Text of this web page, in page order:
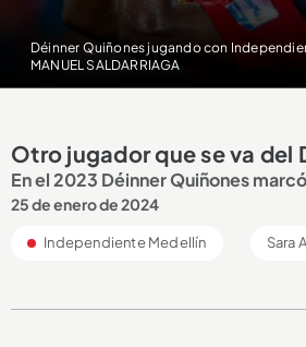
Déinner Quiñones jugando con
MANUEL SALDARRIAGA
Otro jugador que se va del
En el 2023 Déinner Quiñones
25 de enero de 2024
Independiente Medellín Sara